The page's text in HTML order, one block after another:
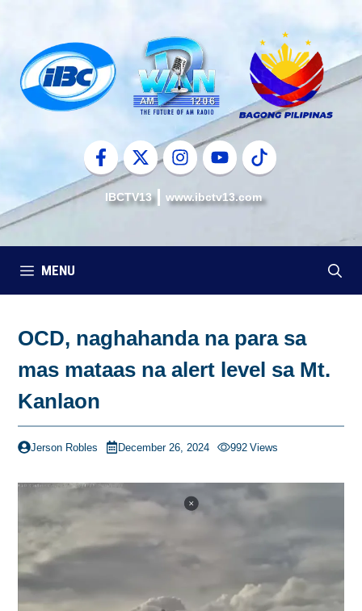
content
IBCTV13 www.ibctv13.com
MENU
OCD, naghahanda na para sa
mas mataas na alert level sa Mt.
Kanlaon
Jerson Robles December 26, 2024 992 Views